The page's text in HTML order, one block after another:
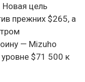
цель
прежних $265, а
— Mizuho
уровне $71 500 к